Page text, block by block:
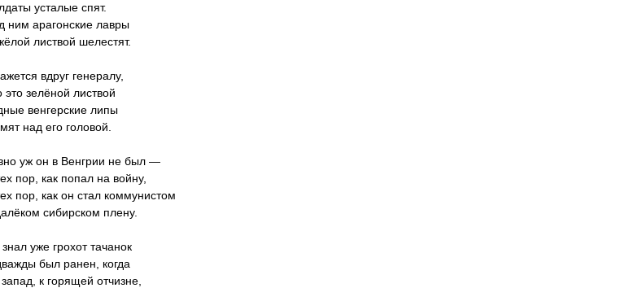
усталые спят.
ним арагонские лавры
листвой шелестят.
вдруг генералу,
это зелёной листвой
венгерские липы
над его головой.
уж он в Венгрии не был —
пор, как попал на войну,
пор, как он стал коммунистом
сибирском плену.
уже грохот тачанок
был ранен, когда
к горящей отчизне,